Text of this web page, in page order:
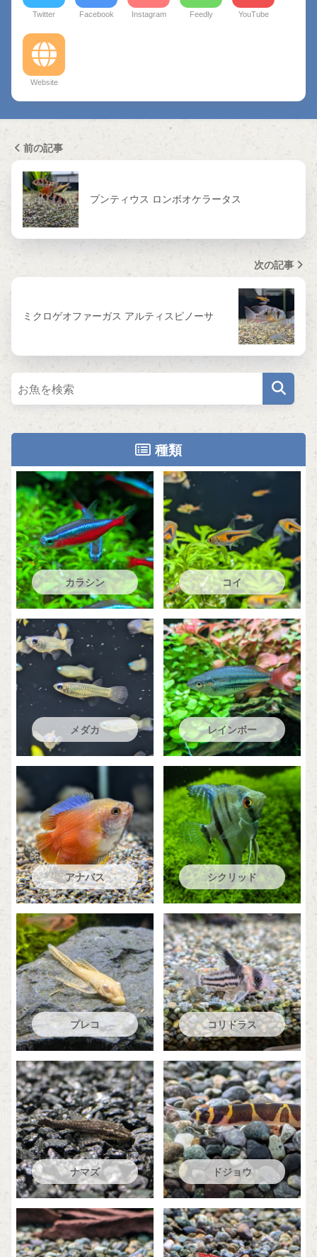
Twitter Facebook Instagram Feedly YouTube
Website
前の記事
プンティウス ロンボオケラータス
次の記事
ミクロゲオファーガス アルティスピノーサ
種類
カラシン コイ
メダカ レインボー
アナバス シクリッド
プレコ コリドラス
ナマズ ドジョウ